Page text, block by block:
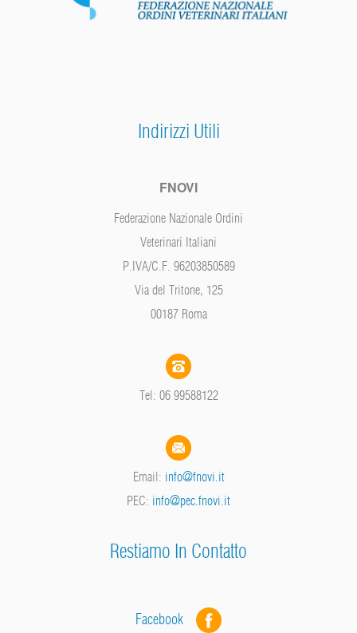
Indirizzi Utili
FNOVI
Federazione Nazionale Ordini
Veterinari Italiani
P.IVA/C.F. 96203850589
Via del Tritone, 125
00187 Roma
Tel: 06 99588122
Email: info@fnovi.it
PEC: info@pec.fnovi.it
Restiamo In Contatto
Facebook